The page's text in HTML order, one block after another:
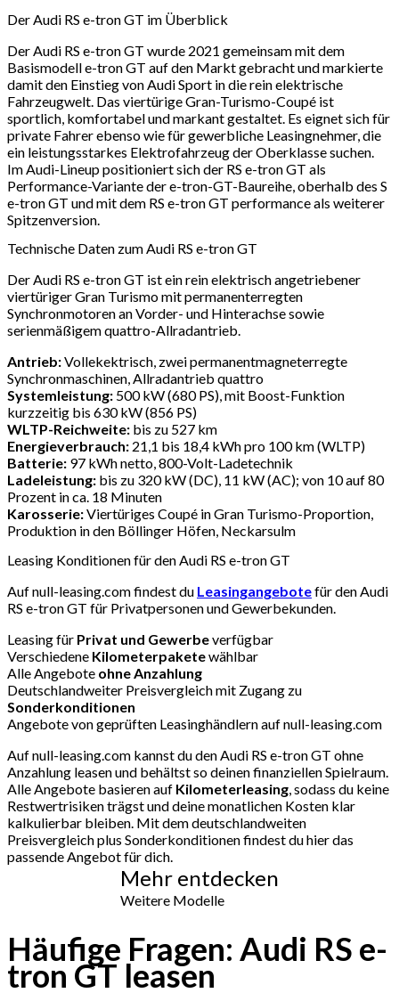
Der Audi RS e-tron GT im Überblick
Der Audi RS e-tron GT wurde 2021 gemeinsam mit dem
Basismodell e-tron GT auf den Markt gebracht und markierte
damit den Einstieg von Audi Sport in die rein elektrische
Fahrzeugwelt. Das viertürige Gran-Turismo-Coupé ist
sportlich, komfortabel und markant gestaltet. Es eignet sich für
private Fahrer ebenso wie für gewerbliche Leasingnehmer, die
ein leistungsstarkes Elektrofahrzeug der Oberklasse suchen.
Im Audi-Lineup positioniert sich der RS e-tron GT als
Performance-Variante der e-tron-GT-Baureihe, oberhalb des S
e-tron GT und mit dem RS e-tron GT performance als weiterer
Spitzenversion.
Technische Daten zum Audi RS e-tron GT
Der Audi RS e-tron GT ist ein rein elektrisch angetriebener
viertüriger Gran Turismo mit permanenterregten
Synchronmotoren an Vorder- und Hinterachse sowie
serienmäßigem quattro-Allradantrieb.
Antrieb:Vollekektrisch, zwei permanentmagneterregte
Synchronmaschinen, Allradantrieb quattro
Systemleistung: 500 kW (680 PS), mit Boost-Funktion
kurzzeitig bis 630 kW (856 PS)
WLTP-Reichweite: bis zu 527 km
Energieverbrauch: 21,1 bis 18,4 kWh pro 100 km (WLTP)
Batterie: 97 kWh netto, 800-Volt-Ladetechnik
Ladeleistung: bis zu 320 kW (DC), 11 kW (AC); von 10 auf 80
Prozent in ca. 18 Minuten
Karosserie:Viertüriges Coupé in Gran Turismo-Proportion,
Produktion in den Böllinger Höfen, Neckarsulm
Leasing Konditionen für den Audi RS e-tron GT
Auf null-leasing.com findest du Leasingangebotefür den Audi
RS e-tron GT für Privatpersonen und Gewerbekunden.
Leasing für Privat und Gewerbeverfügbar
Verschiedene Kilometerpaketewählbar
Alle Angebote ohne Anzahlung
Deutschlandweiter Preisvergleich mit Zugang zu
Sonderkonditionen
Angebote von geprüften Leasinghändlern auf null-leasing.com
Auf null-leasing.com kannst du den Audi RS e-tron GT ohne
Anzahlung leasen und behältst so deinen finanziellen Spielraum.
Alle Angebote basieren auf Kilometerleasing , sodass du keine
Restwertrisiken trägst und deine monatlichen Kosten klar
kalkulierbar bleiben. Mit dem deutschlandweiten
Preisvergleich plus Sonderkonditionen findest du hier das
passende Angebot für dich.
Mehr entdecken
Weitere Modelle
Häufige Fragen: Audi RS e-
tron GT leasen